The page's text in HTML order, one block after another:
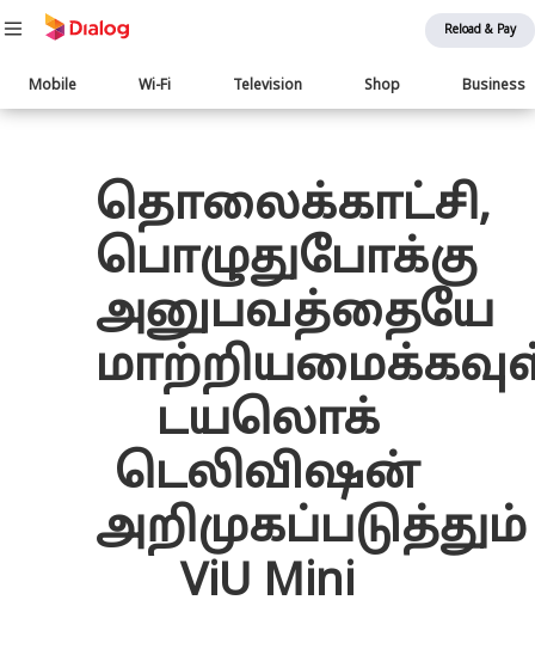
Reload & Pay
Main
navigation
Mobile Wi-Fi Television Shop Business
பொருள் விரிவாக்கம்
தொலைக்காட்சி,
பொழுதுபோக்கு
அனுபவத்தையே
டயலொக்
டெலிவிஷன்
அறிமுகப்படுத்தும்
ViU Mini